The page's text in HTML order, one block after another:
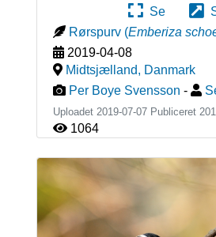
Se
Rørspurv (Emberiza
2019-04-08
Midtsjælland, Danmark
Per Boye Svensson -
Uploadet 2019-07-07 Publiceret
1064